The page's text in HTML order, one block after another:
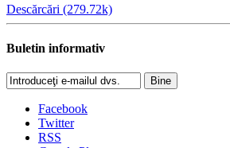
Descărcări (279.72k)
Buletin informativ
Bine
Facebook
Twitter
RSS